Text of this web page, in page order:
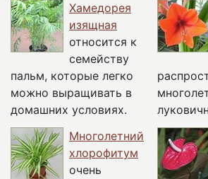
Хамедорея
изящная
относится к
семейству
пальм, которые легко
можно выращивать в
домашних условиях.
Многолетний
хлорофитум
очень